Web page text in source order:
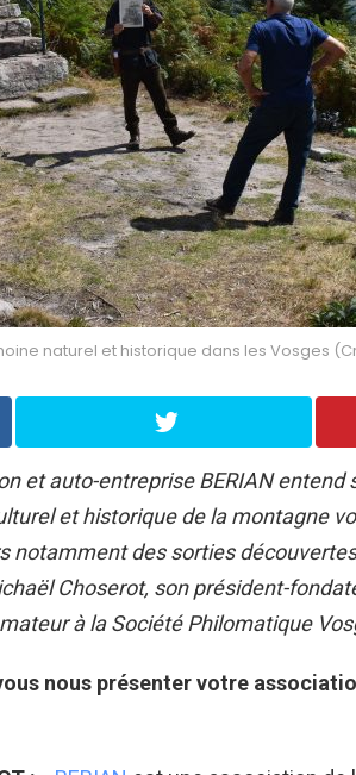
naturel et historique dans les Vosges
et auto-entreprise BERIAN entend
et historique de la montagne
notamment des sorties
Choserot, son président-
à la Société Philomatique
nous présenter votre